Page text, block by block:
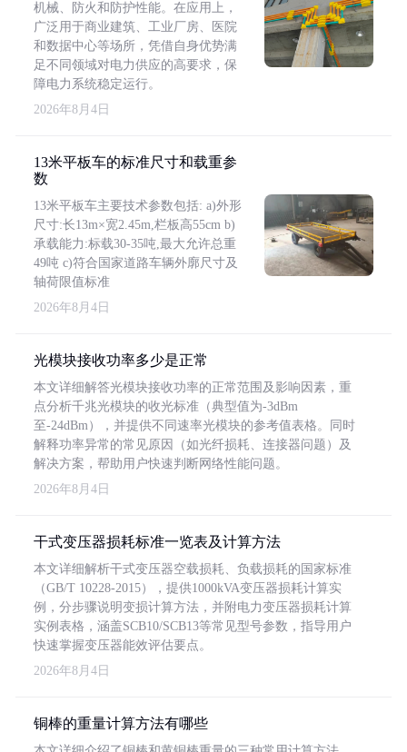
机械、防火和防护性能。在应用上，
广泛用于商业建筑、工业厂房、医院
和数据中心等场所，凭借自身优势满
足不同领域对电力供应的高要求，保
障电力系统稳定运行。
2026年8月4日
13米平板车的标准尺寸和载重参
数
13米平板车主要技术参数包括: a)外形
尺寸:长13m×宽2.45m,栏板高55cm b)
承载能力:标载30-35吨,最大允许总重
49吨 c)符合国家道路车辆外廓尺寸及
轴荷限值标准
2026年8月4日
光模块接收功率多少是正常
本文详细解答光模块接收功率的正常范围及影响因素，重
点分析千兆光模块的收光标准（典型值为-3dBm
至-24dBm），并提供不同速率光模块的参考值表格。同时
解释功率异常的常见原因（如光纤损耗、连接器问题）及
解决方案，帮助用户快速判断网络性能问题。
2026年8月4日
干式变压器损耗标准一览表及计算方法
本文详细解析干式变压器空载损耗、负载损耗的国家标准
（GB/T 10228-2015），提供1000kVA变压器损耗计算实
例，分步骤说明变损计算方法，并附电力变压器损耗计算
实例表格，涵盖SCB10/SCB13等常见型号参数，指导用户
快速掌握变压器能效评估要点。
2026年8月4日
铜棒的重量计算方法有哪些